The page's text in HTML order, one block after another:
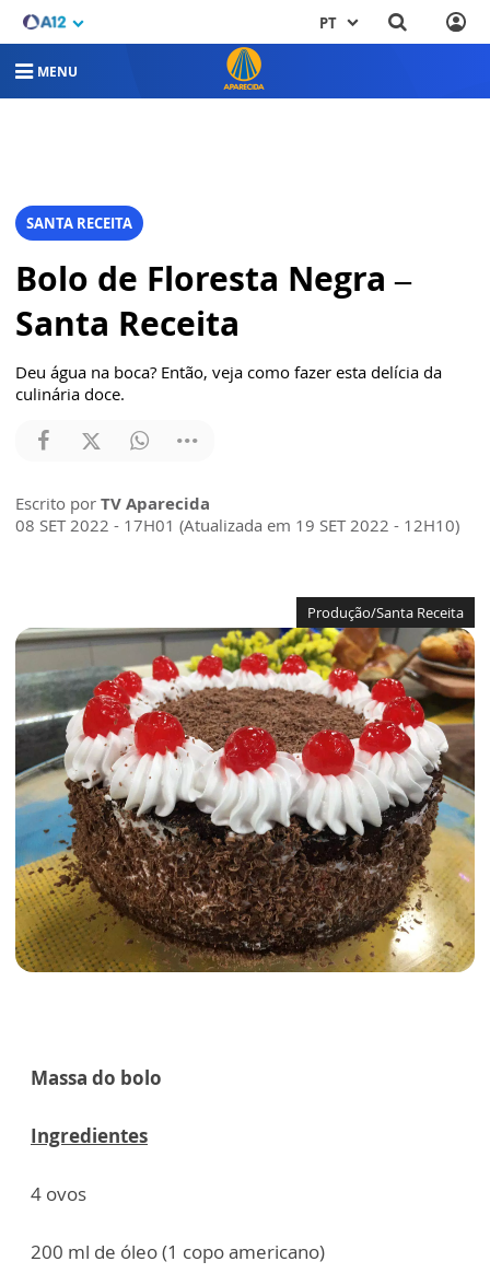
PT
MENU
SANTA RECEITA
Bolo de Floresta Negra –
Santa Receita
Deu água na boca? Então, veja como fazer esta delícia da
culinária doce.
Escrito por TV Aparecida
08 SET 2022 - 17H01 (Atualizada em 19 SET 2022 - 12H10)
Produção/Santa Receita
Massa do bolo
Ingredientes
4 ovos
200 ml de óleo (1 copo americano)